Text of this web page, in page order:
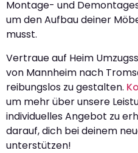
Montage- und
um den Aufbau deiner
musst.
Vertraue auf Heim
von Mannheim nach
reibungslos zu gestalten.
um mehr über unsere
individuelles Angebot zu
darauf, dich bei deinem
unterstützen!